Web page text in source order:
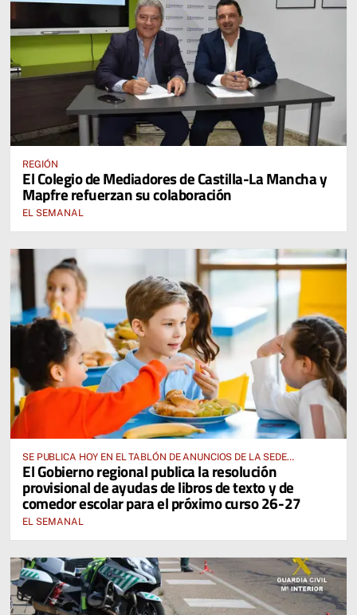
REGIÓN
El Colegio de Mediadores de Castilla-La Mancha y
Mapfre refuerzan su colaboración
EL SEMANAL
SE PUBLICA HOY EN EL TABLÓN DE ANUNCIOS DE LA SEDE
ELECTRÓNICA DE LA JUNTA DE COMUNIDADES Y EN EL PORTAL DE
EDUCACIÓN DE CASTILLA-LA MANCHA
El Gobierno regional publica la resolución
provisional de ayudas de libros de texto y de
comedor escolar para el próximo curso 26-27
EL SEMANAL